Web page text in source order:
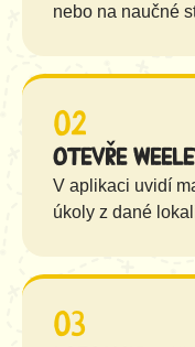
nebo na naučné
02
Otevře
V aplikaci uvidí
úkoly z dané
03